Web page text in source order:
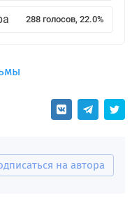
288 голосов, 22.0%
на автора